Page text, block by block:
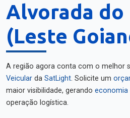
Alvorada
(Leste
A região agora conta com o melhor
Veicular da SatLight. Solicite um
maior visibilidade, gerando economia
operação logística.